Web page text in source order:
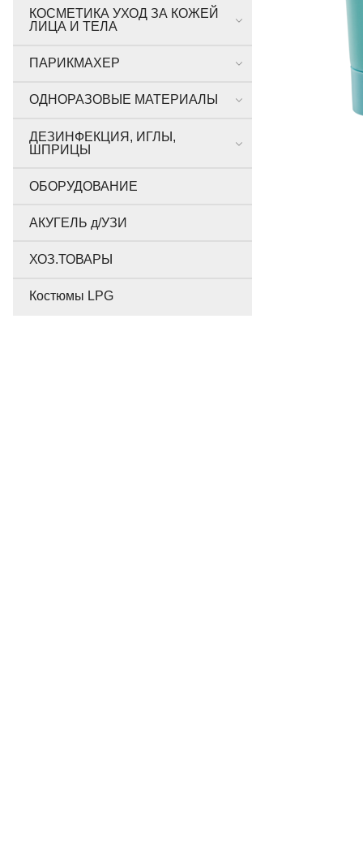
КОСМЕТИКА УХОД ЗА КОЖЕЙ
ЛИЦА И ТЕЛА
ПАРИКМАХЕР
ОДНОРАЗОВЫЕ МАТЕРИАЛЫ
ДЕЗИНФЕКЦИЯ, ИГЛЫ,
ШПРИЦЫ
ОБОРУДОВАНИЕ
АКУГЕЛЬ д/УЗИ
ХОЗ.ТОВАРЫ
Костюмы LPG